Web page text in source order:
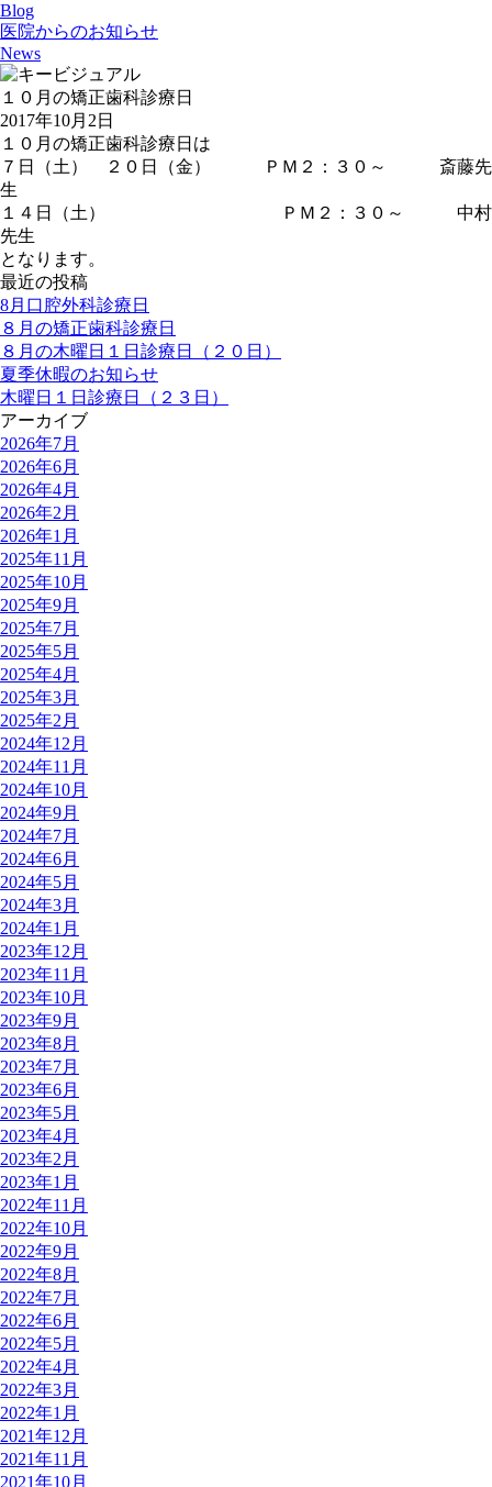
Blog
医院からのお知らせ
News
１０月の矯正歯科診療日
2017年10月2日
１０月の矯正歯科診療日は
７日（土） ２０日（金） ＰＭ２：３０～ 斎藤先
生
１４日（土） ＰＭ２：３０～ 中村
先生
となります。
最近の投稿
8月口腔外科診療日
８月の矯正歯科診療日
８月の木曜日１日診療日（２０日）
夏季休暇のお知らせ
木曜日１日診療日（２３日）
アーカイブ
2026年7月
2026年6月
2026年4月
2026年2月
2026年1月
2025年11月
2025年10月
2025年9月
2025年7月
2025年5月
2025年4月
2025年3月
2025年2月
2024年12月
2024年11月
2024年10月
2024年9月
2024年7月
2024年6月
2024年5月
2024年3月
2024年1月
2023年12月
2023年11月
2023年10月
2023年9月
2023年8月
2023年7月
2023年6月
2023年5月
2023年4月
2023年2月
2023年1月
2022年11月
2022年10月
2022年9月
2022年8月
2022年7月
2022年6月
2022年5月
2022年4月
2022年3月
2022年1月
2021年12月
2021年11月
2021年10月